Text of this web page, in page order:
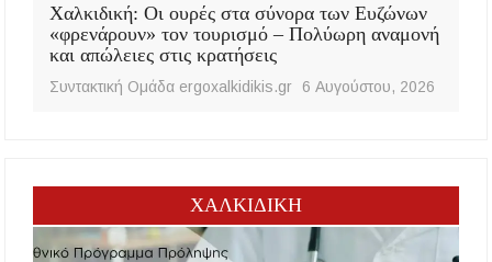
Χαλκιδική: Οι ουρές στα σύνορα των Ευζώνων
«φρενάρουν» τον τουρισμό – Πολύωρη αναμονή
και απώλειες στις κρατήσεις
Συντακτική Ομάδα ergoxalkidikis.gr 6 Αυγούστου, 2026
ΧΑΛΚΙΔΙΚΗ